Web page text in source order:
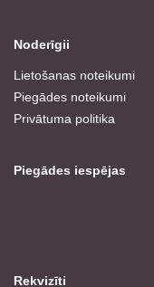
Noderīgii
Lietošanas noteikumi
Piegādes noteikumi
Privātuma politika
Piegādes iespējas
Rekvizīti